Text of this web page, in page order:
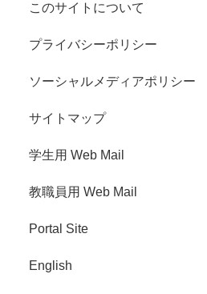
このサイトについて
プライバシーポリシー
ソーシャルメディアポリシー
サイトマップ
学生用 Web Mail
教職員用 Web Mail
Portal Site
English